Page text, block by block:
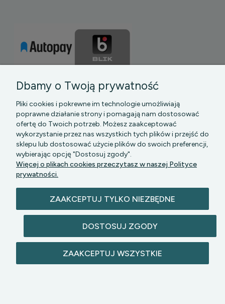
PGK MAZOWSZE SP Z O.O.|| Bartycka 24-210B,
00-716 WARSZAWA, woj. mazowieckie || NIP:
zastrzeżone.
Dbamy o Twoją prywatność
Pliki cookies i pokrewne im technologie umożliwiają
poprawne działanie strony i pomagają nam dostosować
ofertę do Twoich potrzeb. Możesz zaakceptować
wykorzystanie przez nas wszystkich tych plików i przejść do
sklepu lub dostosować użycie plików do swoich preferencji,
wybierając opcję "Dostosuj zgody".
Więcej o plikach cookies przeczytasz w naszej Polityce
prywatności.
ZAAKCEPTUJ TYLKO NIEZBĘDNE
DOSTOSUJ ZGODY
ZAAKCEPTUJ WSZYSTKIE